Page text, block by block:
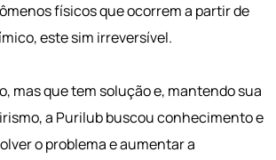
físicos que ocorrem a partir de
este sim irreversível.
mas que tem solução e, mantendo sua
a Purilub buscou conhecimento e
o problema e aumentar a